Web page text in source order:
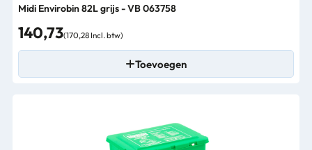
Midi Envirobin 82L grijs - VB 063758
140,73(170,28 Incl. btw)
Toevoegen